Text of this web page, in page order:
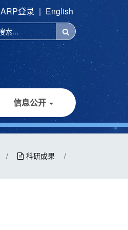
ARP登录 | English
信息公开
/ 科研成果 /